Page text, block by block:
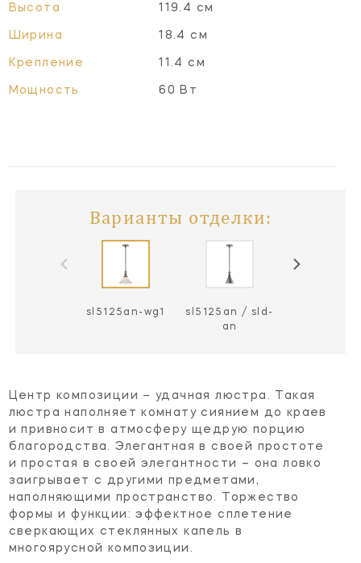
Высота 119.4 см
Ширина 18.4 см
Крепление 11.4 см
Мощность 60 Вт
Варианты отделки:
sl5125an-wg1
sl5125an / sld-
an
Центр композиции – удачная люстра. Такая
люстра наполняет комнату сиянием до краев
и привносит в атмосферу щедрую порцию
благородства. Элегантная в своей простоте
и простая в своей элегантности – она ловко
заигрывает с другими предметами,
наполняющими пространство. Торжество
формы и функции: эффектное сплетение
сверкающих стеклянных капель в
многоярусной композиции.